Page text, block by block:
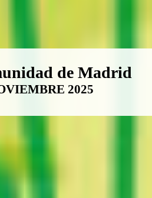
Comunidad de
de Madrid
2025